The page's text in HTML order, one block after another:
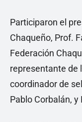
Participaron el
Chaqueño, Prof.
Federación
representante de
coordinador de
Pablo Corbalán, y